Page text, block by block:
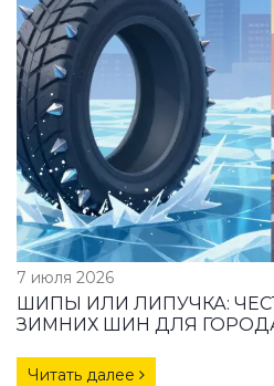
7 июля 2026
ШИПЫ ИЛИ ЛИПУЧКА:
ЗИМНИХ ШИН ДЛЯ
Читать далее